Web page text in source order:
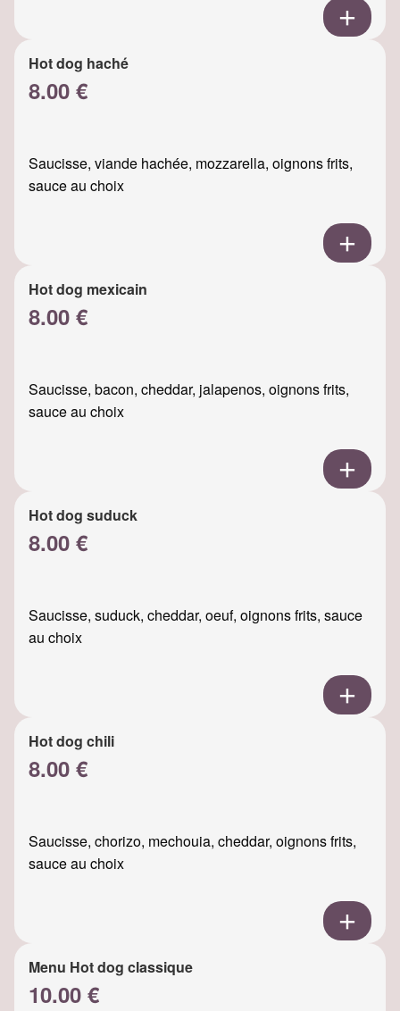
Hot dog haché
8.00 €
Saucisse, viande hachée, mozzarella, oignons frits,
sauce au choix
Hot dog mexicain
8.00 €
Saucisse, bacon, cheddar, jalapenos, oignons frits,
sauce au choix
Hot dog suduck
8.00 €
Saucisse, suduck, cheddar, oeuf, oignons frits, sauce
au choix
Hot dog chili
8.00 €
Saucisse, chorizo, mechouia, cheddar, oignons frits,
sauce au choix
Menu Hot dog classique
10.00 €